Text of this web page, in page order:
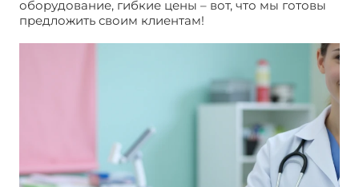
оборудование, гибкие цены – вот, что мы готовы
предложить своим клиентам!